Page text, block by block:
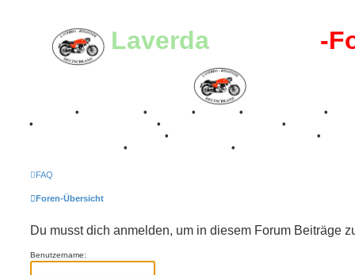
Laverda-Register -
• • • • •
•
•
•
•
•
• •
FAQ
Foren-Übersicht
Du musst dich anmelden, um in diesem Forum Beiträge
Benutzername: